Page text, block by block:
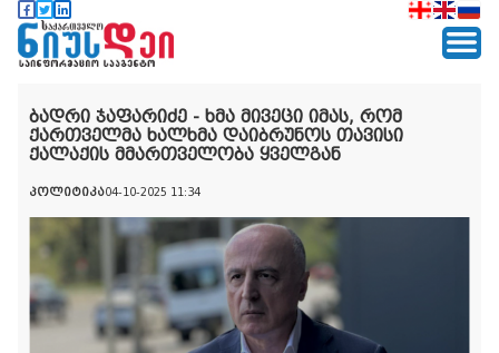
ბადრი ჯაფარიძე - ხმა მივეცი იმას, რომ
ქართველმა ხალხმა დაიბრუნოს თავისი
ქალაქის მმართველობა ყველგან
პოლიტიკა04-10-2025 11:34